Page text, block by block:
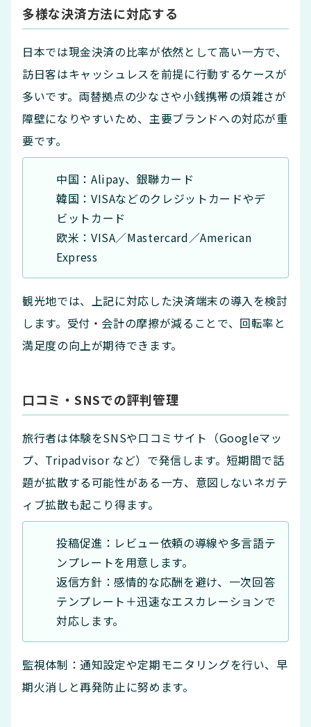
多様な決済方法に対応する
日本では現金決済の比率が依然として高い一方で、
訪日客はキャッシュレスを前提に行動するケースが
多いです。両替拠点の少なさや小銭携帯の煩雑さが
障壁になりやすいため、主要ブランドへの対応が重
要です。
中国：Alipay、銀聯カード
韓国：VISAなどのクレジットカードやデ
ビットカード
欧米：VISA／Mastercard／American
Express
観光地では、上記に対応した決済端末の導入を検討
します。受付・会計の摩擦が減ることで、回転率と
満足度の向上が期待できます。
口コミ・SNSでの評判管理
旅行者は体験をSNSや口コミサイト（Googleマッ
プ、Tripadvisor など）で発信します。短期間で話
題が拡散する可能性がある一方、意図しないネガテ
ィブ拡散も起こり得ます。
投稿促進：レビュー依頼の導線や多言語テ
ンプレートを用意します。
返信方針：感情的な応酬を避け、一次回答
テンプレート＋迅速なエスカレーションで
対応します。
監視体制：通知設定や定期モニタリングを行い、早
期火消しと再発防止に努めます。